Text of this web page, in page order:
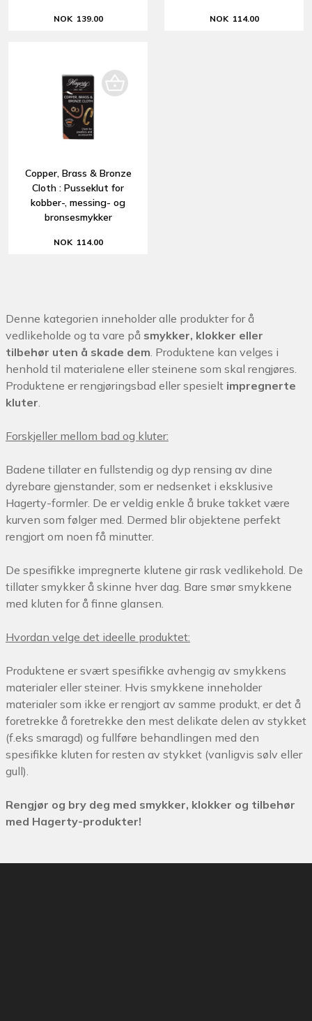
NOK 139.00 NOK 114.00
Copper, Brass & Bronze
Cloth : Pusseklut for
kobber-, messing- og
bronsesmykker
NOK 114.00
Denne kategorien inneholder alle produkter for å
vedlikeholde og ta vare på smykker, klokker eller
tilbehør uten å skade dem Produktene kan velges i
henhold til materialene eller steinene som skal rengjøres.
Produktene er rengjøringsbad eller spesielt impregnerte
kluter
Forskjeller mellom bad og kluter:
Badene tillater en fullstendig og dyp rensing av dine
dyrebare gjenstander, som er nedsenket i eksklusive
Hagerty-formler. De er veldig enkle å bruke takket være
kurven som følger med. Dermed blir objektene perfekt
rengjort om noen få minutter.
De spesifikke impregnerte klutene gir rask vedlikehold. De
tillater smykker å skinne hver dag. Bare smør smykkene
med kluten for å finne glansen.
Hvordan velge det ideelle produktet:
Produktene er svært spesifikke avhengig av smykkens
materialer eller steiner. Hvis smykkene inneholder
materialer som ikke er rengjort av samme produkt, er det å
foretrekke å foretrekke den mest delikate delen av stykket
(f.eks smaragd) og fullføre behandlingen med den
spesifikke kluten for resten av stykket (vanligvis sølv eller
gull).
Rengjør og bry deg med smykker, klokker og tilbehør
med Hagerty-produkter!